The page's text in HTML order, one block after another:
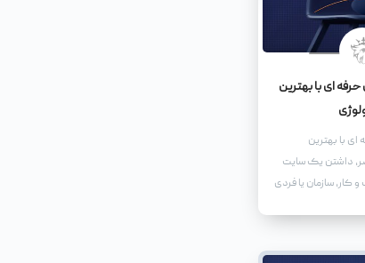
ای با بهترین
با بهترین
داشتن یک سایت
سازمان یا فردی
بازاریابی موثر